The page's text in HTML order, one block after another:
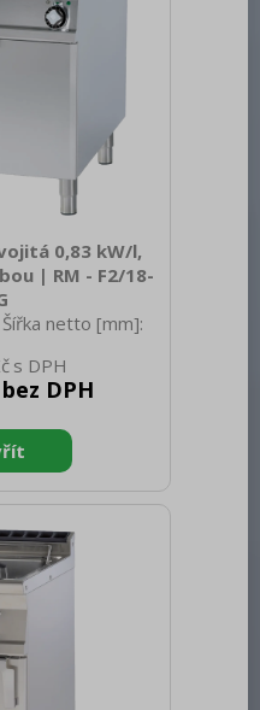
0,83 kW/l,
| RM - F2/18-
netto [mm]:
netto [kg]:
830 Hloubka
[kg]: 116.00 Typ
Konstruční
Příkon
[kW]: 30.000
Druh připojení
butan Stupeň
prvků
DPH